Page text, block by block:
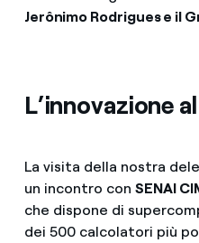
Jerônimo Rodrigues e il
L’innovazione
La visita della nostra
un incontro con SENAI
che dispone di
dei 500 calcolatori più